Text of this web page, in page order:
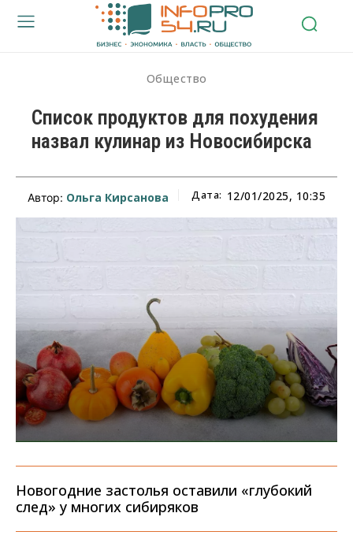
Общество
Список продуктов для похудения
назвал кулинар из Новосибирска
Автор: Ольга Кирсанова Дата: 12/01/2025, 10:35
Новогодние застолья оставили «глубокий
след» у многих сибиряков